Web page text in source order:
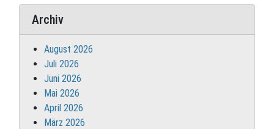
Archiv
August 2026
Juli 2026
Juni 2026
Mai 2026
April 2026
März 2026